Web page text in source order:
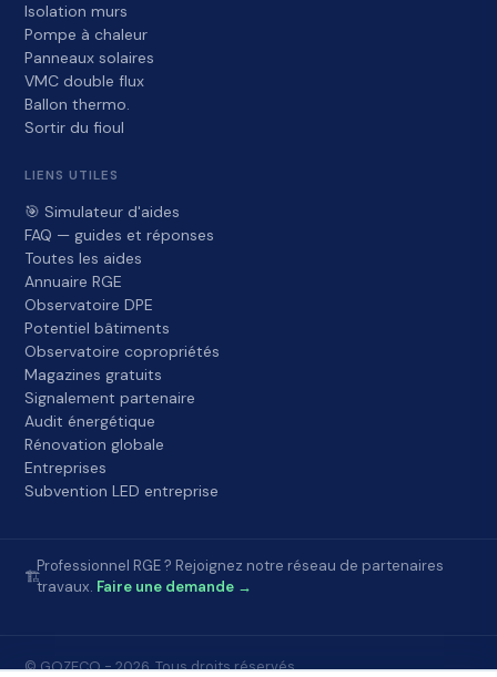
Isolation murs
Pompe à chaleur
Panneaux solaires
VMC double flux
Ballon thermo.
Sortir du fioul
LIENS UTILES
🎯 Simulateur d'aides
FAQ — guides et réponses
Toutes les aides
Annuaire RGE
Observatoire DPE
Potentiel bâtiments
Observatoire copropriétés
Magazines gratuits
Signalement partenaire
Audit énergétique
Rénovation globale
Entreprises
Subvention LED entreprise
🏗️
Professionnel RGE ? Rejoignez notre réseau de partenaires
travaux. Faire une demande →
© GOZECO - 2026. Tous droits réservés.